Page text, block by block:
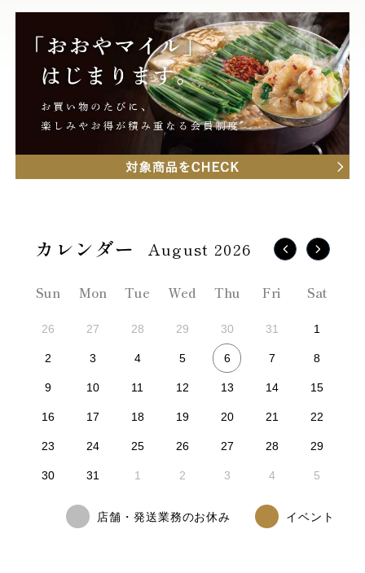
August 2026
Sun Mon Tue Wed Thu Fri Sat
26 27 28 29 30 31 1
2 3 4 5 6 7 8
9 10 11 12 13 14 15
16 17 18 19 20 21 22
23 24 25 26 27 28 29
30 31 1 2 3 4 5
店舗・発送業務のお休み イベント